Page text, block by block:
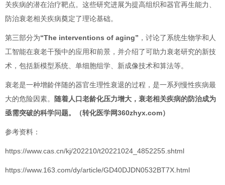
关疾病的潜在治疗靶点。这些研究进展为提高组织和器官再生能力、
防治衰老相关疾病奠定了理论基础。
第三部分为“The interventions of aging” ，讨论了系统生物学和人
工智能在衰老干预中的应用和前景，并介绍了可助力衰老研究的新技
术，包括新模型系统、单细胞组学、新成像技术和算法等。
衰老是一种增龄伴随的器官生理性衰退的过程，是一系列慢性疾病最
大的危险因素。
随着人口老龄化压力增大，衰老相关疾病的防治成为
亟需突破的科学问题。
（转化医学网360zhyx.com）
参考资料：
https://www.cas.cn/kj/202210/t20221024_4852255.shtml
https://www.163.com/dy/article/GD40DJDN0532BT7X.html